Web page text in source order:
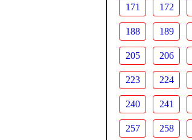
171 172
188 189
205 206
223 224
240 241
257 258